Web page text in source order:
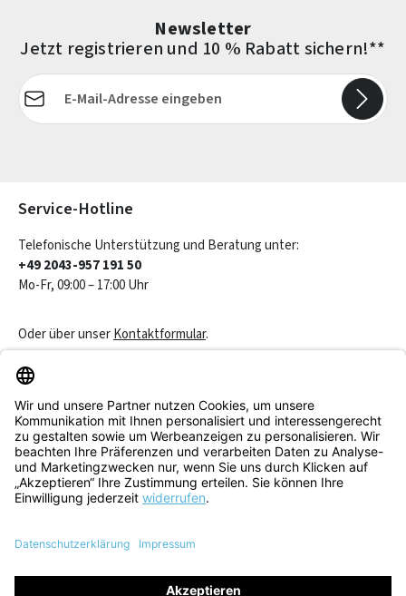
Newsletter
Jetzt registrieren und 10 % Rabatt sichern!**
E-Mail-Adresse*
Service-Hotline
Telefonische Unterstützung und Beratung unter:
+49 2043-957 191 50
Mo-Fr, 09:00 – 17:00 Uhr
Oder über unserKontaktformular.
Service & Beratung
Informationen